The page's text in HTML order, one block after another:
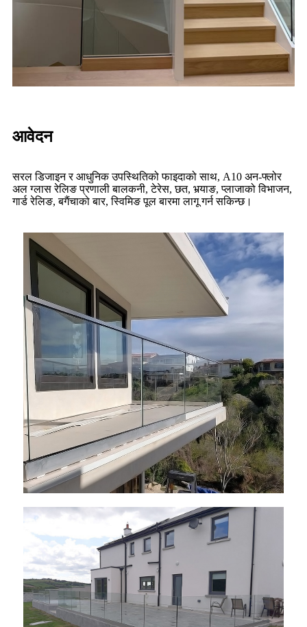
आवेदन
सरल डिजाइन र आधुनिक उपस्थितिको फाइदाको साथ, A10 अन-फ्लोर
अल ग्लास रेलिङ प्रणाली बालकनी, टेरेस, छत, भर्‍याङ, प्लाजाको विभाजन,
गार्ड रेलिङ, बगैंचाको बार, स्विमिङ पूल बारमा लागू गर्न सकिन्छ।